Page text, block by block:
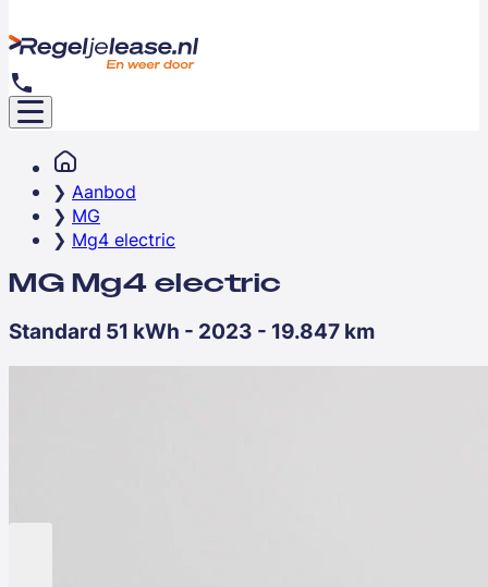
Aanbod
MG
Mg4 electric
MG Mg4 electric
Standard 51 kWh - 2023 - 19.847 km